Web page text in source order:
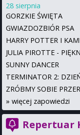
28 sierpnia
GORZKIE ŚWIĘTA
GWIAZDOZBIÓR PSA
HARRY POTTER I
JULIA PIROTTE -
SUNNY DANCER
TERMINATOR 2:
ZRÓBMY SOBIE
» więcej zapowiedzi
Repertuar